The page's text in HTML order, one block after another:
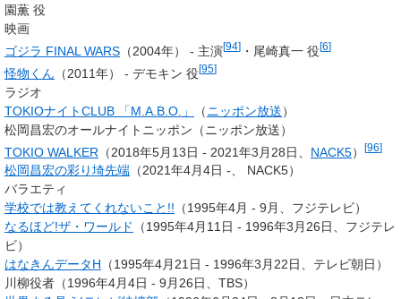
園薫 役
映画
ゴジラ FINAL WARS （2004年） - 主演[94] ・ 尾崎真一 役[6]
怪物くん （2011年） - デモキン 役[95]
ラジオ
TOKIOナイトCLUB 「M.A.B.O.」
（ニッポン放送）
松岡昌宏のオールナイトニッポン（ニッポン放送）
TOKIO WALKER （2018年5月13日 - 2021年3月28日、 NACK5） [96]
松岡昌宏の彩り埼先端 （2021年4月4日 -、 NACK5）
バラエティ
学校では教えてくれないこと!! （1995年4月 - 9月、フジテレビ）
なるほど!ザ・ワールド
（1995年4月11日 - 1996年3月26日、フジテレ
ビ）
はなきんデータH （1995年4月21日 - 1996年3月22日、テレビ朝日）
川柳役者（1996年4月4日 - 9月26日、TBS）